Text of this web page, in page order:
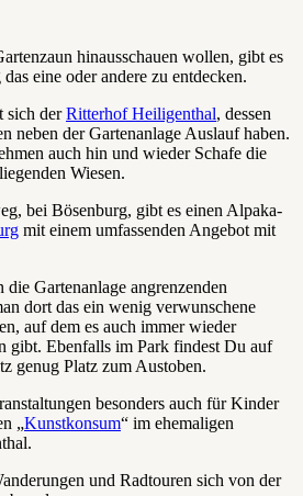
hinausschauen wollen, gibt es
eine oder andere zu entdecken.
sich derRitterhof Heiligenthal, dessen
neben der Gartenanlage Auslauf haben.
auch hin und wieder Schafe die
Wiesen.
bei Bösenburg, gibt es einen Alpaka-
mit einem umfassenden Angebot mit
die Gartenanlage angrenzenden
dort das ein wenig verwunschene
auf dem es auch immer wieder
gibt. Ebenfalls im Park findest Du auf
genug Platz zum Austoben.
besonders auch für Kinder
„Kunstkonsum“ im ehemaligen
und Radtouren sich von der